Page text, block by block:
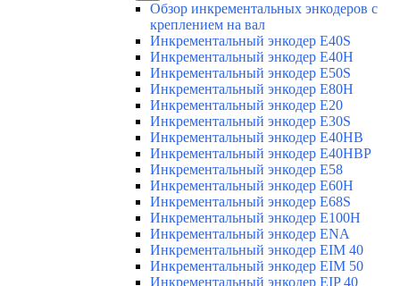
Обзор инкрементальных энкодеров с
креплением на вал
Инкрементальный энкодер E40S
Инкрементальный энкодер E40H
Инкрементальный энкодер E50S
Инкрементальный энкодер E80H
Инкрементальный энкодер E20
Инкрементальный энкодер E30S
Инкрементальный энкодер E40HB
Инкрементальный энкодер E40HBP
Инкрементальный энкодер E58
Инкрементальный энкодер E60H
Инкрементальный энкодер E68S
Инкрементальный энкодер E100H
Инкрементальный энкодер ENA
Инкрементальный энкодер EIM 40
Инкрементальный энкодер EIM 50
Инкрементальный энкодер EIP 40